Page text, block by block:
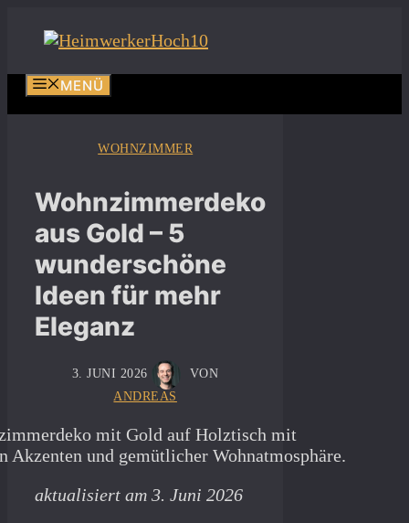
Inhalt
MENÜ
WOHNZIMMER
Wohnzimmerdeko
aus Gold – 5
wunderschöne
Ideen für mehr
Eleganz
3. JUNI 2026
VON
ANDREAS
aktualisiert am 3. Juni 2026